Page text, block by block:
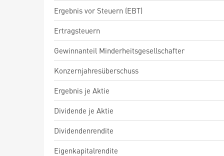
Ergebnis vor Steuern (EBT)
Ertragsteuern
Gewinnanteil Minderheitsgesellschafter
Konzernjahresüberschuss
Ergebnis je Aktie
Dividende je Aktie
Dividendenrendite
Eigenkapitalrendite